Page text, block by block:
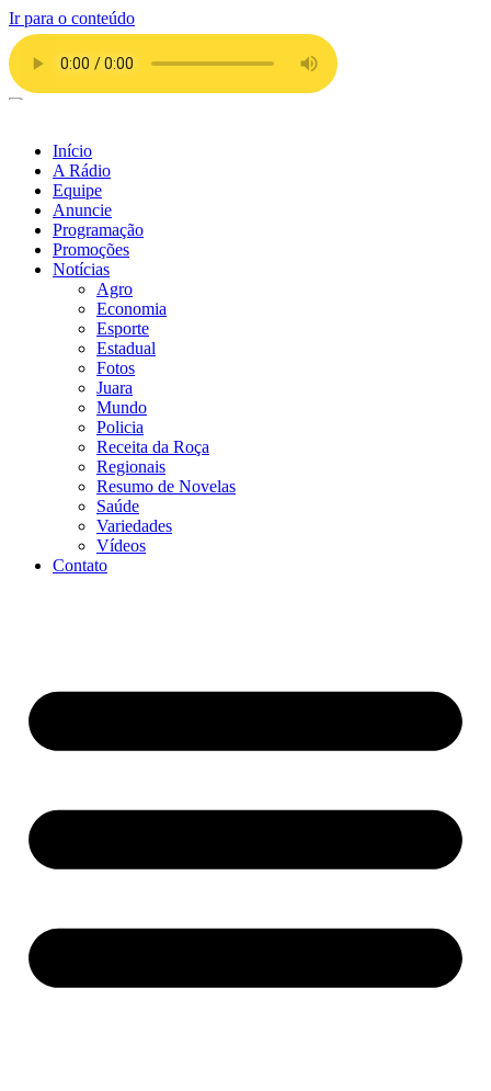
Ir para o conteúdo
Início
A Rádio
Equipe
Anuncie
Programação
Promoções
Notícias
Agro
Economia
Esporte
Estadual
Fotos
Juara
Mundo
Policia
Receita da Roça
Regionais
Resumo de Novelas
Saúde
Variedades
Vídeos
Contato